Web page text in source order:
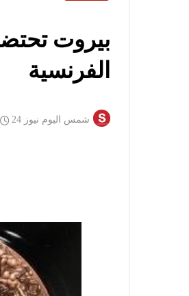
بيروت
الفرنسية
شمس اليوم نيوز 24